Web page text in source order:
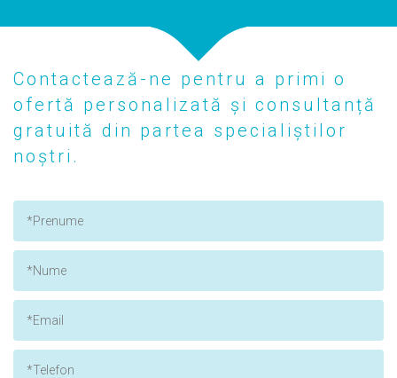
Contactează-ne pentru a primi o
ofertă personalizată și consultanță
gratuită din partea specialiștilor
noștri.